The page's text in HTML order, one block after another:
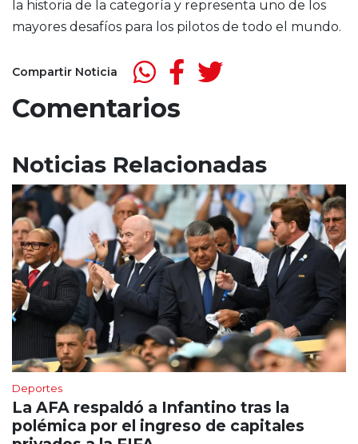
la historia de la categoría y representa uno de los
mayores desafíos para los pilotos de todo el mundo.
Compartir Noticia
Comentarios
Noticias Relacionadas
Deportes
La AFA respaldó a Infantino tras la
polémica por el ingreso de capitales